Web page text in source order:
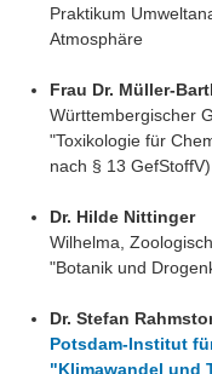
Praktikum
Atmosphäre
Frau Dr. Müller-
Württembergischer
"Toxikologie für
nach § 13 GefStoffV)
Dr. Hilde Nittinger
Wilhelma,
"Botanik und
Dr. Stefan
Potsdam-Institut
"Klimawandel und